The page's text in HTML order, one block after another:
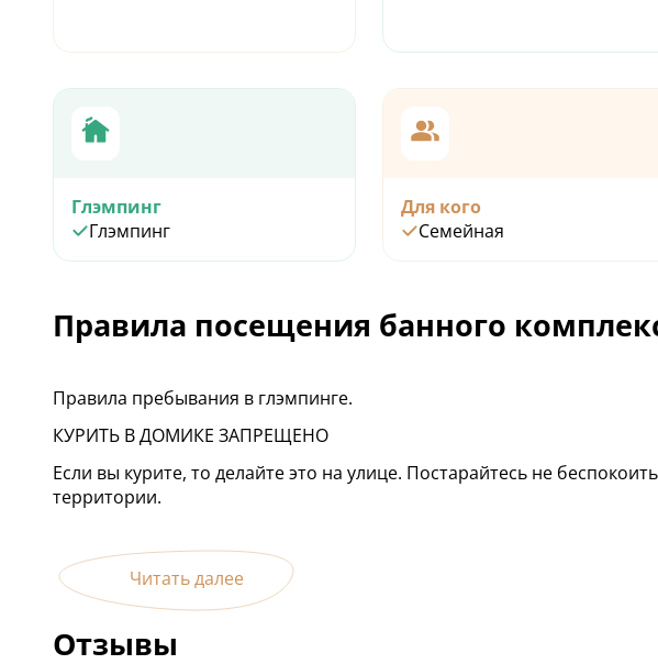
Глэмпинг
Глэмпинг
Для кого
Семейная
Правила посещения банного
Правила пребывания в глэмпинге.
КУРИТЬ В ДОМИКЕ ЗАПРЕЩЕНО
Если вы курите, то делайте это на улице. Постарайтесь не
территории.
Читать далее
Отзывы